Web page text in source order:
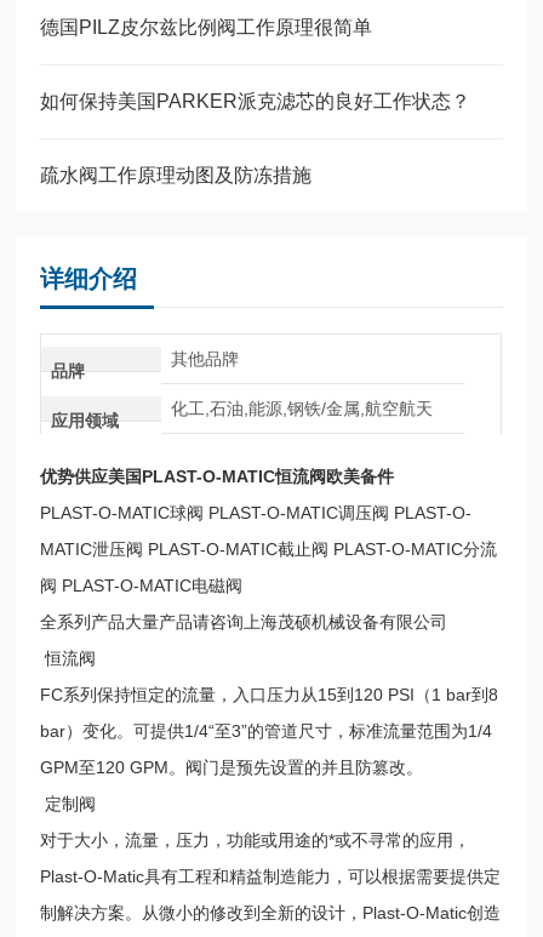
德国PILZ皮尔兹比例阀工作原理很简单
如何保持美国PARKER派克滤芯的良好工作状态？
疏水阀工作原理动图及防冻措施
详细介绍
品牌
其他品牌
应用领域
化工,石油,能源,钢铁/金属,航空航天
优势供应美国PLAST-O-MATIC恒流阀欧美备件
PLAST-O-MATIC球阀 PLAST-O-MATIC调压阀 PLAST-O-
MATIC泄压阀 PLAST-O-MATIC截止阀 PLAST-O-MATIC分流
阀 PLAST-O-MATIC电磁阀
全系列产品大量产品请咨询上海茂硕机械设备有限公司
恒流阀
FC系列保持恒定的流量，入口压力从15到120 PSI（1 bar到8
bar）变化。可提供1/4“至3”的管道尺寸，标准流量范围为1/4
GPM至120 GPM。阀门是预先设置的并且防篡改。
定制阀
对于大小，流量，压力，功能或用途的*或不寻常的应用，
Plast-O-Matic具有工程和精益制造能力，可以根据需要提供定
制解决方案。从微小的修改到全新的设计，Plast-O-Matic创造